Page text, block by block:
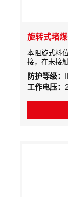
旋转式堵
本阻旋式料
接，在未接
物料时，马
号而测出料
防护等级：
工作电压：